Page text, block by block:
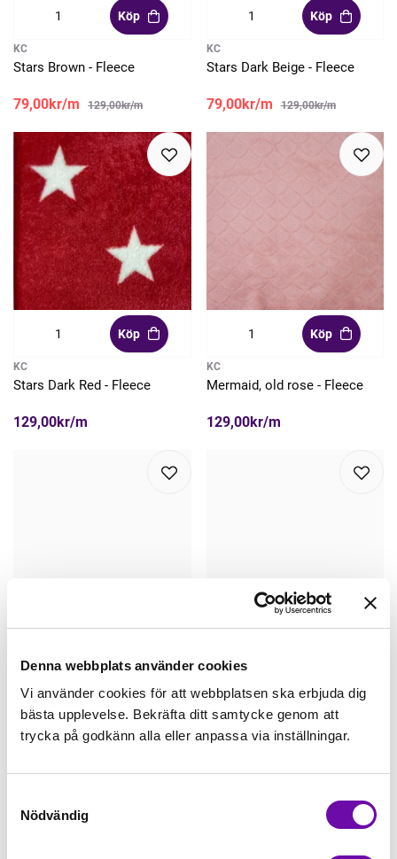
Denna webbplats använder cookies
Vi använder cookies för att webbplatsen ska erbjuda dig
bästa upplevelse. Bekräfta ditt samtycke genom att
trycka på godkänn alla eller anpassa via inställningar.
Nödvändig
Köp
KC
Stars Brown - Fleece
79,00kr/m 129,00kr/m
Köp
KC
Stars Dark Beige - Fleece
79,00kr/m 129,00kr/m
Köp
KC
Stars Dark Red - Fleece
129,00kr/m
Köp
KC
Mermaid, old rose - Fleece
129,00kr/m
Mermaid, rosa - Fleece
129,00kr/m
Mermaid, Dusty mint - Fleece
129,00kr/m